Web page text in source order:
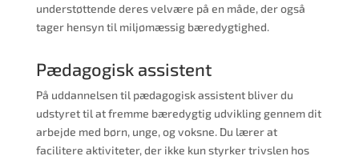
understøttende deres velvære på en måde, der også
tager hensyn til miljømæssig bæredygtighed.
Pædagogisk assistent
På uddannelsen til pædagogisk assistent bliver du
udstyret til at fremme bæredygtig udvikling gennem dit
arbejde med børn, unge, og voksne. Du lærer at
facilitere aktiviteter, der ikke kun styrker trivslen hos